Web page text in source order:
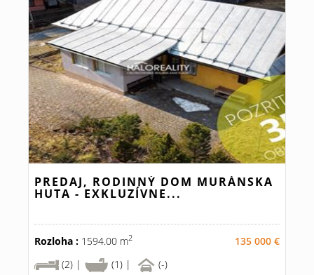
PREDAJ, RODINNÝ DOM MURÁNSKA
HUTA - EXKLUZÍVNE...
Rozloha : 1594.00 m2
135 000 €
(2) |
(1) | (-)